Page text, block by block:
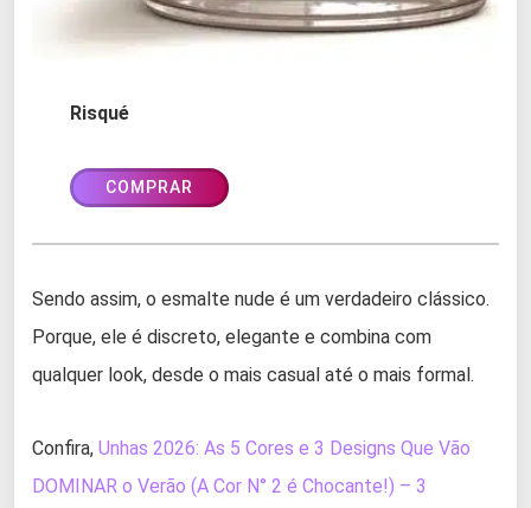
Risqué
COMPRAR
Sendo assim, o esmalte nude é um verdadeiro clássico.
Porque, ele é discreto, elegante e combina com
qualquer look, desde o mais casual até o mais formal.
Confira, Unhas 2026: As 5 Cores e 3 Designs Que Vão
DOMINAR o Verão (A Cor N° 2 é Chocante!) – 3